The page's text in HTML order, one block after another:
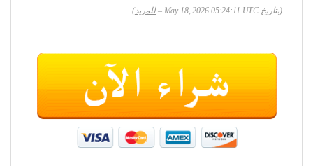
(بتاريخ May 18, 2026 05:24:11 UTC – للمزيد)